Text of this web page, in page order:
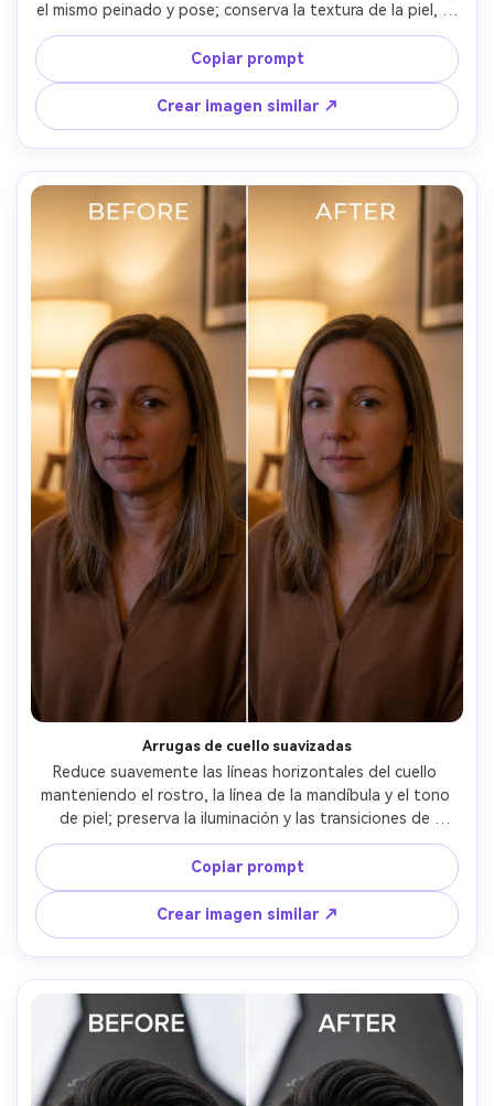
el mismo peinado y pose; conserva la textura de la piel, la
iluminación original y detalles del atuendo como bordes
de cuello y costuras, preservando los poros naturales --ar
4:5
Copiar prompt
Crear imagen similar ↗
Arrugas de cuello suavizadas
Reduce suavemente las líneas horizontales del cuello
manteniendo el rostro, la línea de la mandíbula y el tono
de piel; preserva la iluminación y las transiciones de
sombras originales, manteniendo el fondo y el escote del
atuendo intacto --ar 4:5
Copiar prompt
Crear imagen similar ↗